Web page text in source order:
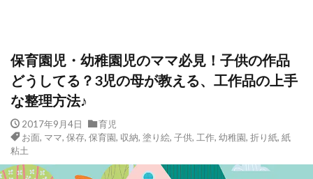
保育園児・幼稚園児のママ必見！子供の作品
どうしてる？3児の母が教える、工作品の上手
な整理方法♪
2017年9月4日
育児
お面, ママ, 保存, 保育園, 収納, 塗り絵, 子供, 工作, 幼稚園, 折り紙, 紙
粘土